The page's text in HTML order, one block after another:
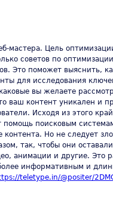
мастера. Цель
советов по
Это поможет выяснить,
для исследования
вы желаете
контент уникален и
Исходя из этого
помощь поисковым
Но не следует
так, чтобы они
анимации и другие. Это
информативным и
teletype.in/@positer/